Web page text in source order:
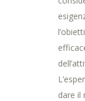
dare il